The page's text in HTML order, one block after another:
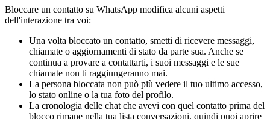
Bloccare un contatto su WhatsApp modifica alcuni aspetti
dell'interazione tra voi:
Una volta bloccato un contatto, smetti di ricevere messaggi,
chiamate o aggiornamenti di stato da parte sua. Anche se
continua a provare a contattarti, i suoi messaggi e le sue
chiamate non ti raggiungeranno mai.
La persona bloccata non può più vedere il tuo ultimo accesso,
lo stato online o la tua foto del profilo.
La cronologia delle chat che avevi con quel contatto prima del
blocco rimane nella tua lista conversazioni, quindi puoi aprire